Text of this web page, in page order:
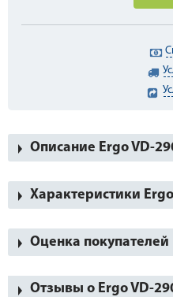
Описание Ergo VD-
Характеристики
Оценка покупателей
Отзывы о Ergo VD-